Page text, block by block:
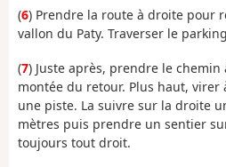
(6) Prendre la route à droite pour
vallon du Paty. Traverser le
(7) Juste après, prendre le
montée du retour. Plus haut,
une piste. La suivre sur la droite
mètres puis prendre un sentier
toujours tout droit.